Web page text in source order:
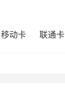
移动卡 联通卡